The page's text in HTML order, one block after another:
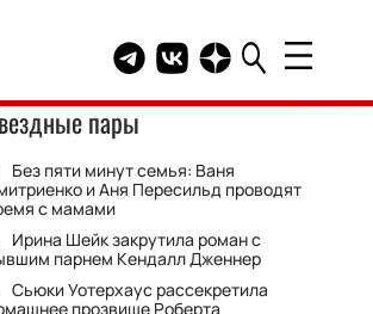
Telegram канал HELLO
Группа HELLO
Канал HELLO в
пары
Без пяти минут семья: Ваня
и Аня Пересильд проводят
с мамами
Ирина Шейк закрутила роман с
парнем Кендалл Дженнер
Сьюки Уотерхаус рассекретила
прозвище Роберта